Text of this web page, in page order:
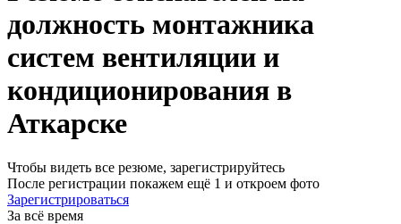
должность монтажника
систем вентиляции и
кондиционирования в
Аткарске
Чтобы видеть все резюме, зарегистрируйтесь
После регистрации покажем ещё 1 и откроем фото
Зарегистрироваться
За всё время